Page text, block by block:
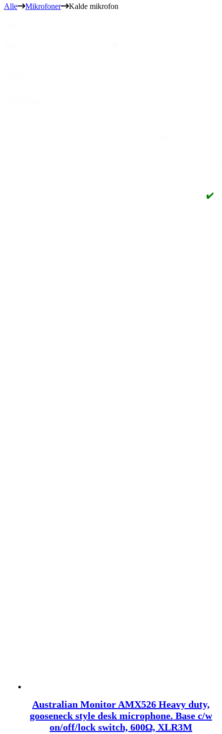
Alle Mikrofoner Kalde mikrofon
✔️
Australian Monitor AMX526 Heavy duty,
gooseneck style desk microphone. Base c/w
on/off/lock switch, 600Ω, XLR3M